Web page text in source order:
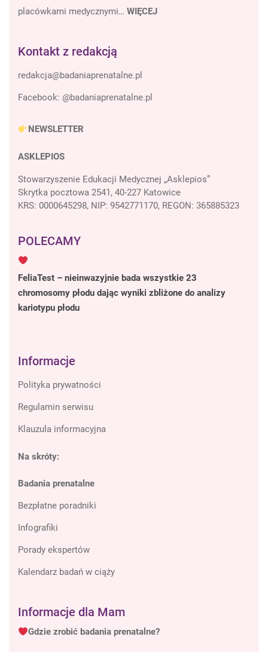
placówkami medycznymi… WIĘCEJ
Kontakt z redakcją
Facebook: @badaniaprenatalne.pl
NEWSLETTER
ASKLEPIOS
Stowarzyszenie Edukacji Medycznej „Asklepios”
Skrytka pocztowa 2541, 40-227 Katowice
KRS: 0000645298, NIP: 9542771170, REGON: 365885323
POLECAMY
FeliaTest – nieinwazyjnie bada wszystkie 23
chromosomy płodu dając wyniki zbliżone do analizy
kariotypu płodu
Informacje
Polityka prywatności
Regulamin serwisu
Klauzula informacyjna
Na skróty:
Badania prenatalne
Bezpłatne poradniki
Infografiki
Porady ekspertów
Kalendarz badań w ciąży
Informacje dla Mam
Gdzie zrobić badania prenatalne?